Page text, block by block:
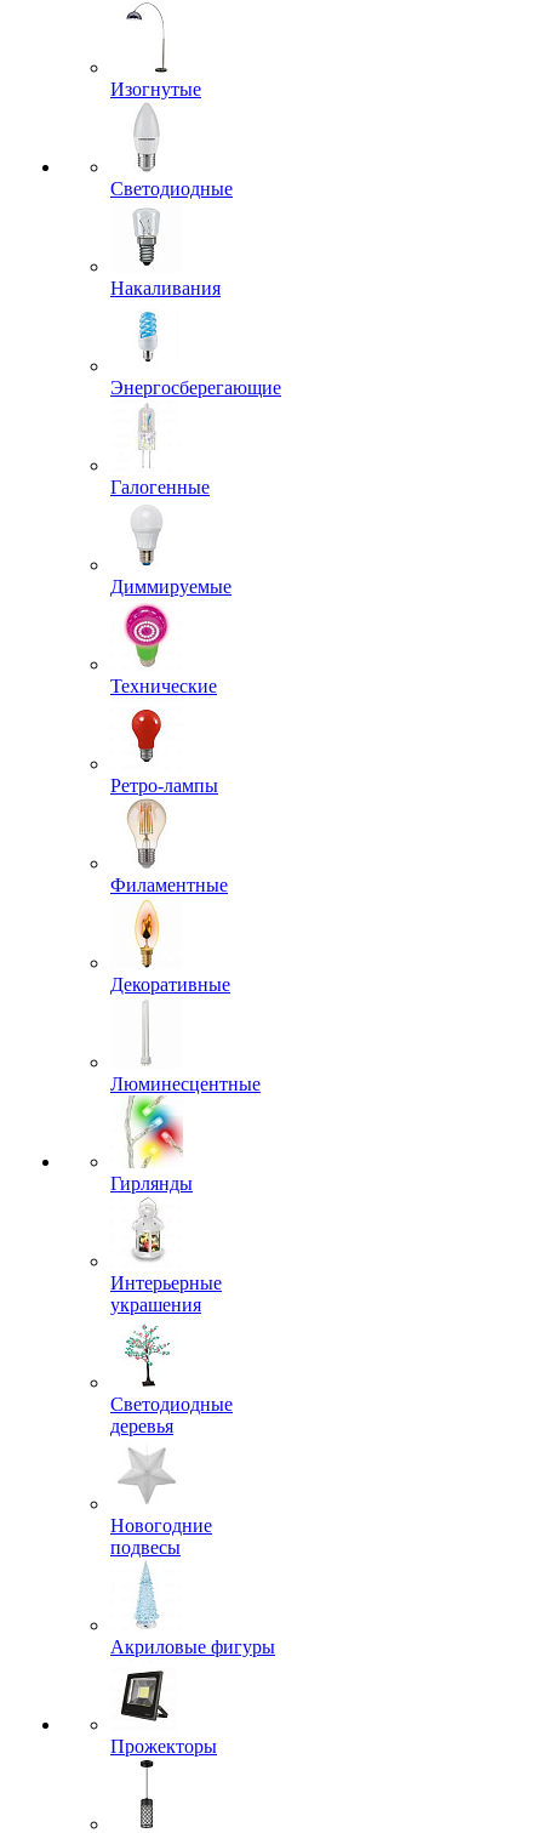
Изогнутые
Светодиодные
Накаливания
Энергосберегающие
Галогенные
Диммируемые
Технические
Ретро-лампы
Филаментные
Декоративные
Люминесцентные
Гирлянды
Интерьерные
украшения
Светодиодные
деревья
Новогодние
подвесы
Акриловые фигуры
Прожекторы